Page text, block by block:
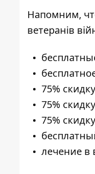
Напомним,
ветеранів
75%
75%
75%
лечение в